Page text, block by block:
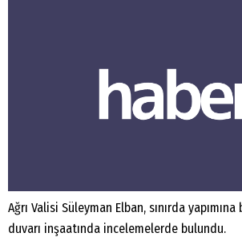
Ağrı Valisi Süleyman Elban, sınırda
duvarı inşaatında incelemelerde bulundu.